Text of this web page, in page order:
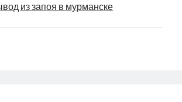
из запоя в мурманске